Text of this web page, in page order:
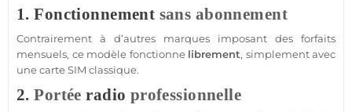
1. Fonctionnement sans abonnement
Contrairement à d’autres marques imposant des forfaits
mensuels, ce modèle fonctionne librement, simplement avec
unecarte SIM classique.
2.Portée radio professionnelle